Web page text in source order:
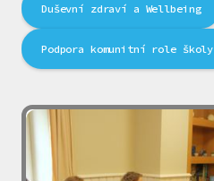
Duševní zdraví a Wellbeing
Podpora komunitní role školy